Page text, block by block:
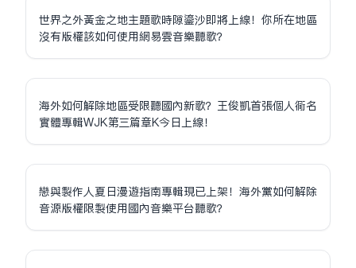
世界之外黃金之地主題歌時隙鎏沙即將上線！你所在地區
沒有版權該如何使用網易雲音樂聽歌？
海外如何解除地區受限聽國內新歌？王俊凱首張個人同名
實體專輯WJK第三篇章K今日上線！
戀與製作人夏日漫遊指南專輯現已上架！海外黨如何解除
音源版權限制使用國內音樂平台聽歌？